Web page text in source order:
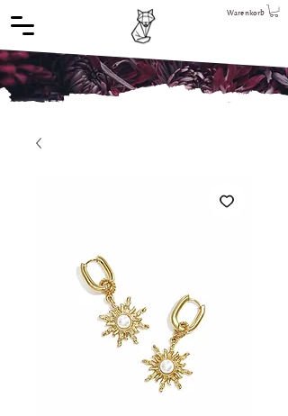
Warenkorb